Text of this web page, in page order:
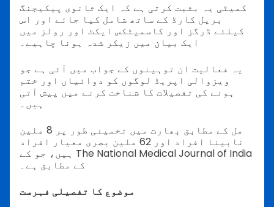
کمیٹی یہ بثبت کرتی ہے کہ ایک ثانوی پیکیجنگ
بریل کارڈ کے ساتھ شامل کیا جائے اور اس
کیلئے ڈرگز اور کاسمیٹکس ایکٹ اور رولز میں
ایک بیان میں زیکر شدہ ہونا چاہیے۔
یہ فعالیت ان توہینوں کے جواب میں آئی ہے جو
ویزوالی اپریڈ لوگوں کو دوائیاں اور ختم
ہونے کی تفصیلات کا شناخت کرنے میں پیش آتی
ہیں۔
مل کے مطابق بھارت میں تخمینی طور پر 8 ملین
نابینا افراد اور 62 ملین بصری معیار افراد
ہیں، جو کے The National Medical Journal of India
کے مطابق ہے۔
موضوع کا تفصیلی فہرست